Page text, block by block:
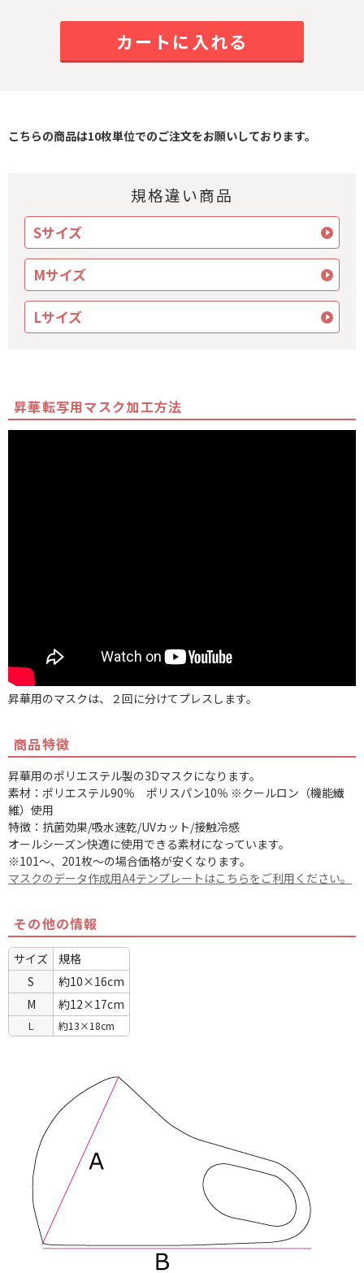
こちらの商品は10枚単位でのご注文をお願いしております。
規格違い商品
Sサイズ
Mサイズ
Lサイズ
カートに入れる
昇華転写用マスク加工方法
昇華用のマスクは、２回に分けてプレスします。
商品特徴
昇華用のポリエステル製の3Dマスクになります。
素材：ポリエステル90％ ポリスパン10％ ※クールロン（機能繊
維）使用
特徴：抗菌効果/吸水速乾/UVカット/接触冷感
オールシーズン快適に使用できる素材になっています。
※101～、201枚～の場合価格が安くなります。
マスクのデータ作成用A4テンプレートはこちらをご利用ください。
その他の情報
サイズ
規格
S
約10×16cm
M
約12×17cm
L 約13×18cm